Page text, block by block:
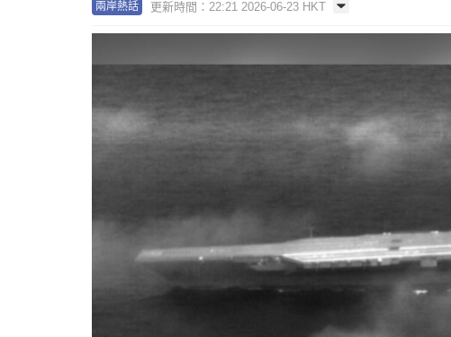
兩岸熱話 更新時間：22:21 2026-06-23 HKT